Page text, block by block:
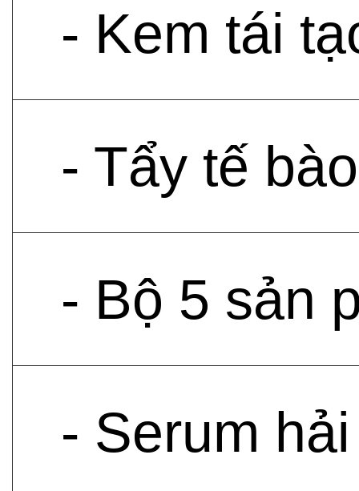
- Kem tái
- Tẩy tế
- Bộ 5 sản
- Serum